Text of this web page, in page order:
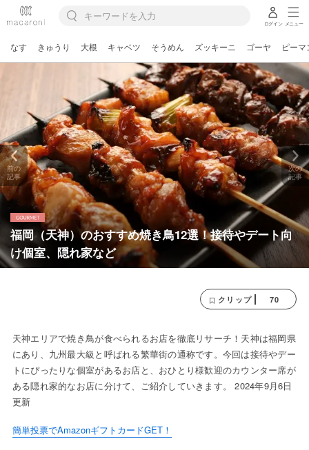
ログイン メニュー
なす きゅうり 大根 キャベツ そうめん ズッキーニ ゴーヤ ピーマ
福岡（天神）のおすすめ焼き鳥12選！接待やデート向
け個室、隠れ家など
前の
記事
次の
記事
クリップ 70
天神エリアで焼き鳥が食べられるお店を徹底リサーチ！天神は福岡県
にあり、九州最大級と呼ばれる繁華街の通称です。今回は接待やデー
トにぴったりな個室があるお店と、おひとり様歓迎のカウンター席が
ある隠れ家的なお店に分けて、ご紹介していきます。 2024年9月6日
更新
簡単投票でAmazonギフトカードGET！